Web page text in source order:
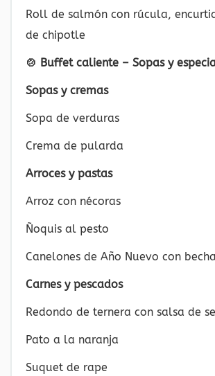
Roll de salmón con rúcula,
de chipotle
🍲 Buffet caliente – Sopas y
Sopas y cremas
Sopa de verduras
Crema de pularda
Arroces y pastas
Arroz con nécoras
Ñoquis al pesto
Canelones de Año Nuevo con
Carnes y pescados
Redondo de ternera con salsa de
Pato a la naranja
Suquet de rape